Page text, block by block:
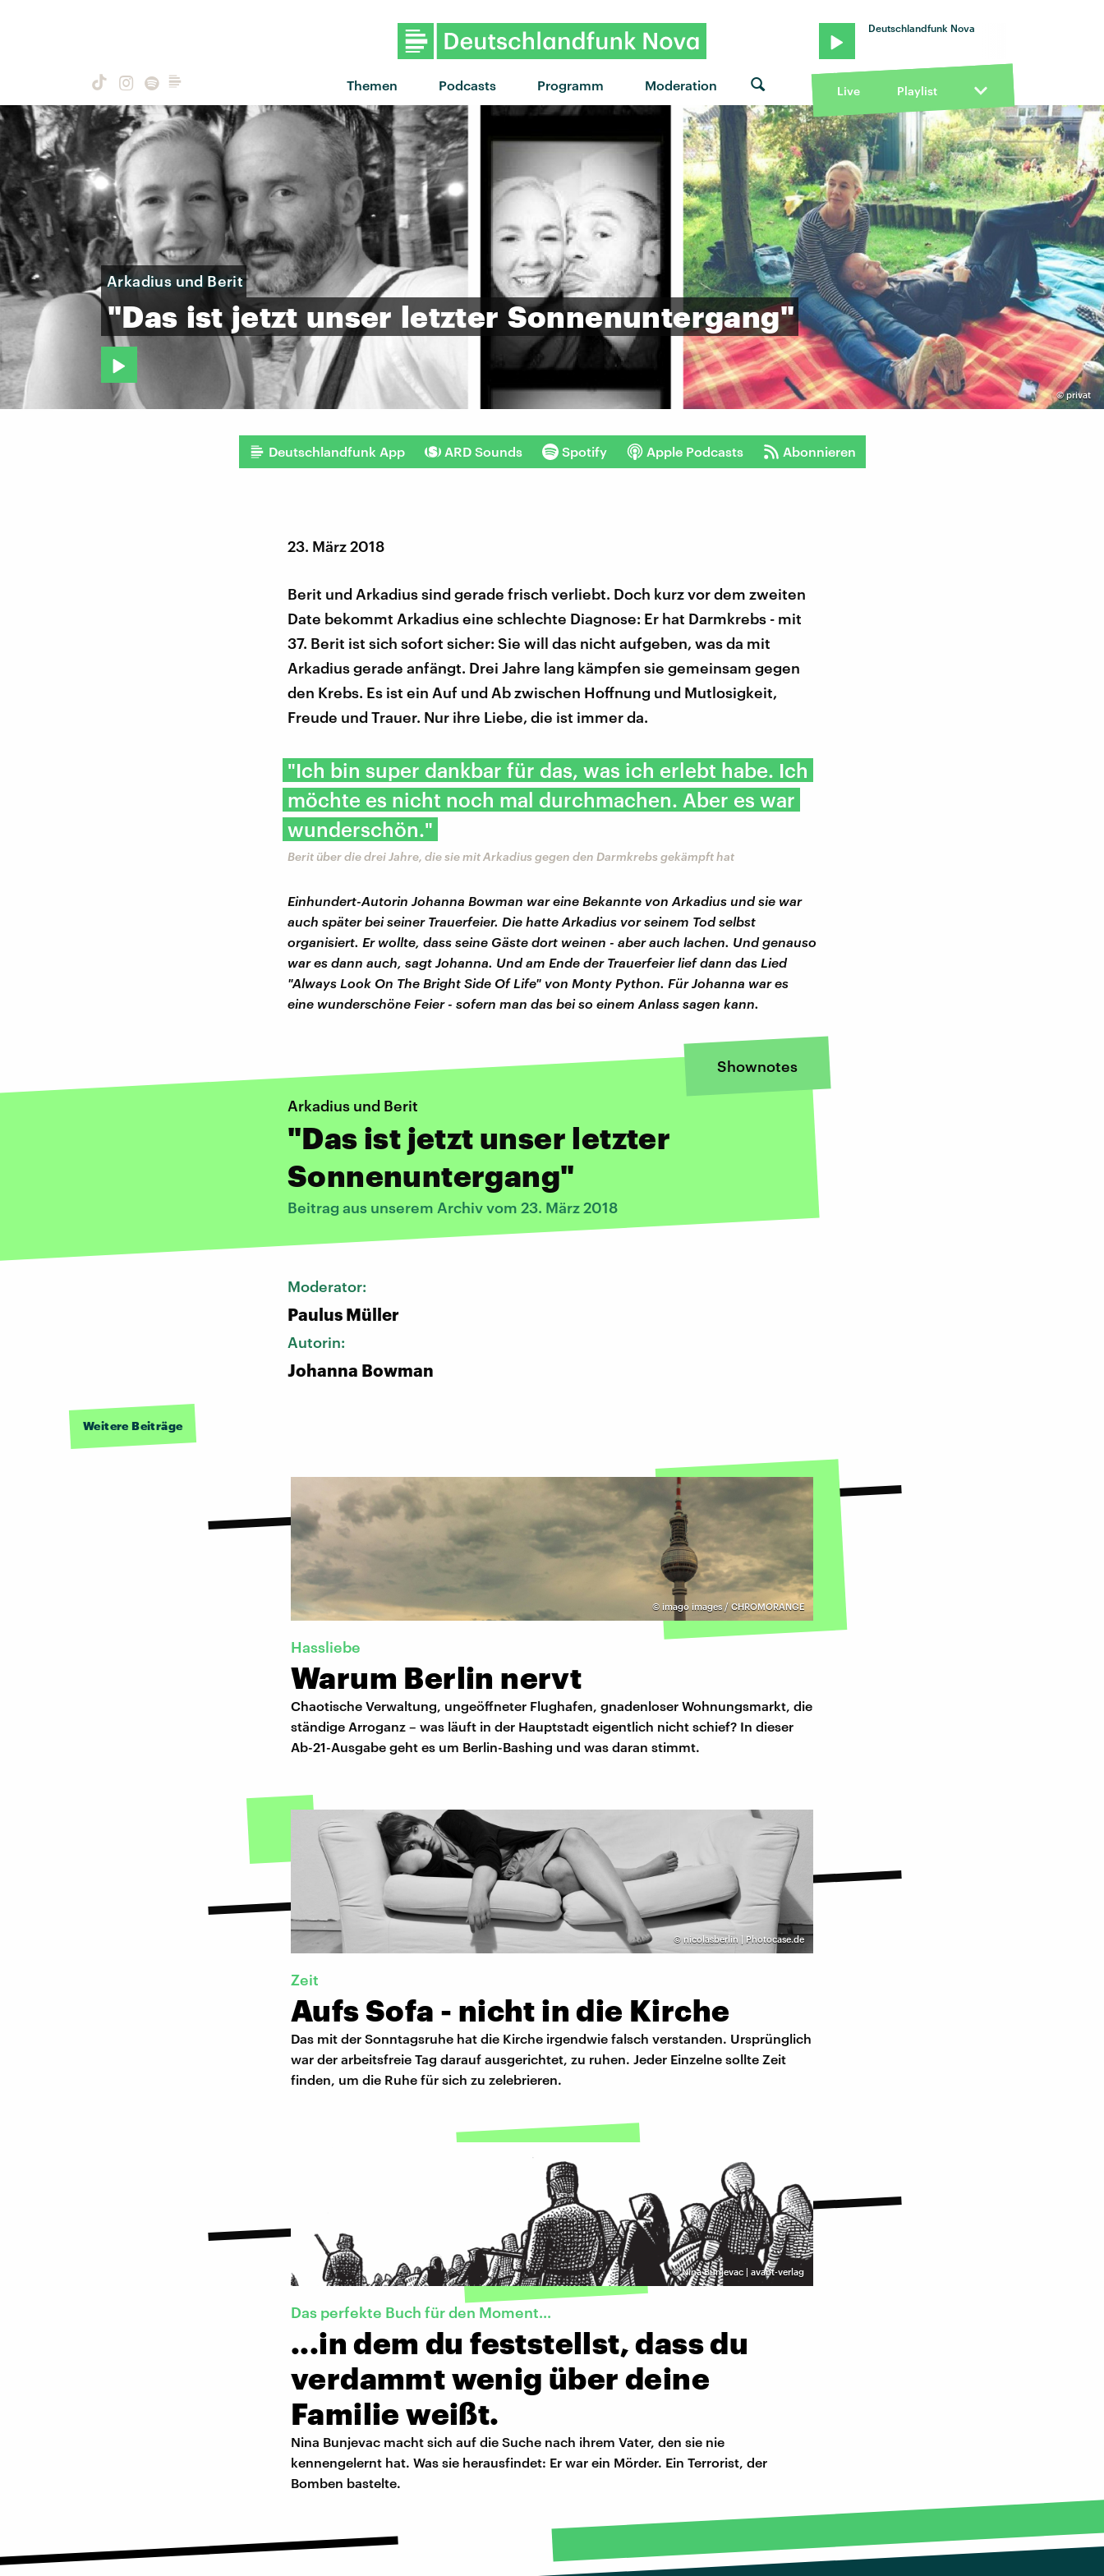
Themen Podcasts Programm Moderation
Deutschlandfunk Nova
Live Playlist
©privat
Arkadius und Berit
"Das ist jetzt unser letzter Sonnenuntergang"
Deutschlandfunk App ARD Sounds Spotify Apple Podcasts Abonnieren
23. März 2018
Berit und Arkadius sind gerade frisch verliebt. Doch kurz vor dem zweiten
Date bekommt Arkadius eine schlechte Diagnose: Er hat Darmkrebs - mit
37. Berit ist sich sofort sicher: Sie will das nicht aufgeben, was da mit
Arkadius gerade anfängt. Drei Jahre lang kämpfen sie gemeinsam gegen
den Krebs. Es ist ein Auf und Ab zwischen Hoffnung und Mutlosigkeit,
Freude und Trauer. Nur ihre Liebe, die ist immer da.
"Ich bin super dankbar für das, was ich erlebt habe. Ich
möchte es nicht noch mal durchmachen. Aber es war
wunderschön."
Berit über die drei Jahre, die sie mit Arkadius gegen den Darmkrebs gekämpft hat
Einhundert-Autorin Johanna Bowman war eine Bekannte von Arkadius und sie war
auch später bei seiner Trauerfeier. Die hatte Arkadius vor seinem Tod selbst
organisiert. Er wollte, dass seine Gäste dort weinen - aber auch lachen. Und genauso
war es dann auch, sagt Johanna. Und am Ende der Trauerfeier lief dann das Lied
"Always Look On The Bright Side Of Life" von Monty Python. Für Johanna war es
eine wunderschöne Feier - sofern man das bei so einem Anlass sagen kann.
Shownotes
Arkadius und Berit
"Das ist jetzt unser letzter
Sonnenuntergang"
Beitrag aus unserem Archiv vom 23. März 2018
Moderator:
Paulus Müller
Autorin:
Johanna Bowman
Weitere Beiträge
© imago images / CHROMORANGE
Hassliebe
Warum Berlin nervt
Chaotische Verwaltung, ungeöffneter Flughafen, gnadenloser Wohnungsmarkt, die
ständige Arroganz – was läuft in der Hauptstadt eigentlich nicht schief? In dieser
Ab-21-Ausgabe geht es um Berlin-Bashing und was daran stimmt.
©nicolasberlin | Photocase.de
Zeit
Aufs Sofa - nicht in die Kirche
Das mit der Sonntagsruhe hat die Kirche irgendwie falsch verstanden. Ursprünglich
war der arbeitsfreie Tag darauf ausgerichtet, zu ruhen. Jeder Einzelne sollte Zeit
finden, um die Ruhe für sich zu zelebrieren.
©Nina Bunjevac | avant-verlag
Das perfekte Buch für den Moment...
...in dem du feststellst, dass du
verdammt wenig über deine
Familie weißt.
Nina Bunjevac macht sich auf die Suche nach ihrem Vater, den sie nie
kennengelernt hat. Was sie herausfindet: Er war ein Mörder. Ein Terrorist, der
Bomben bastelte.